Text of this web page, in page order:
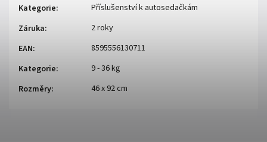
Kategorie:
Příslušenství k autosedačkám
Záruka:
2 roky
EAN:
8595556130711
Kategorie:
9 - 36 kg
Rozměry: 46 x 92 cm